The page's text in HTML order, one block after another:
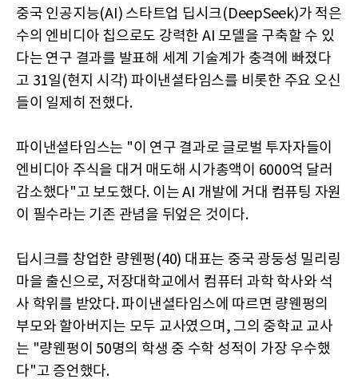
중국 인공지능(AI) 스타트업 딥시크(DeepSeek)가 적은
수의 엔비디아 칩으로도 강력한 AI 모델을 구축할 수 있
다는 연구 결과를 발표해 세계 기술계가 충격에 빠졌다
고 31일(현지 시각) 파이낸셜타임스를 비롯한 주요 오신
들이 일제히 전했다.
파이낸셜타임스는 "이 연구 결과로 글로벌 투자자들이
엔비디아 주식을 대거 매도해 시가총액이 6000억 달러
감소했다"고 보도했다. 이는 AI 개발에 거대 컴퓨팅 자원
이 필수라는 기존 관념을 뒤엎은 것이다.
딥시크를 창업한 량웬펑(40) 대표는 중국 광둥성 밀리링
마을 출신으로, 저장대학교에서 컴퓨터 과학 학사와 석
사 학위를 받았다. 파이낸셜타임스에 따르면 량웬펑의
부모와 할아버지는 모두 교사였으며, 그의 중학교 교사
는 "량웬펑이 50명의 학생 중 수학 성적이 가장 우수했
다"고 증언했다.